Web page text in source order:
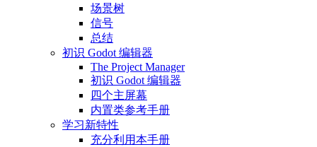
场景树
信号
总结
初识 Godot 编辑器
The Project Manager
初识 Godot 编辑器
四个主屏幕
内置类参考手册
学习新特性
充分利用本手册